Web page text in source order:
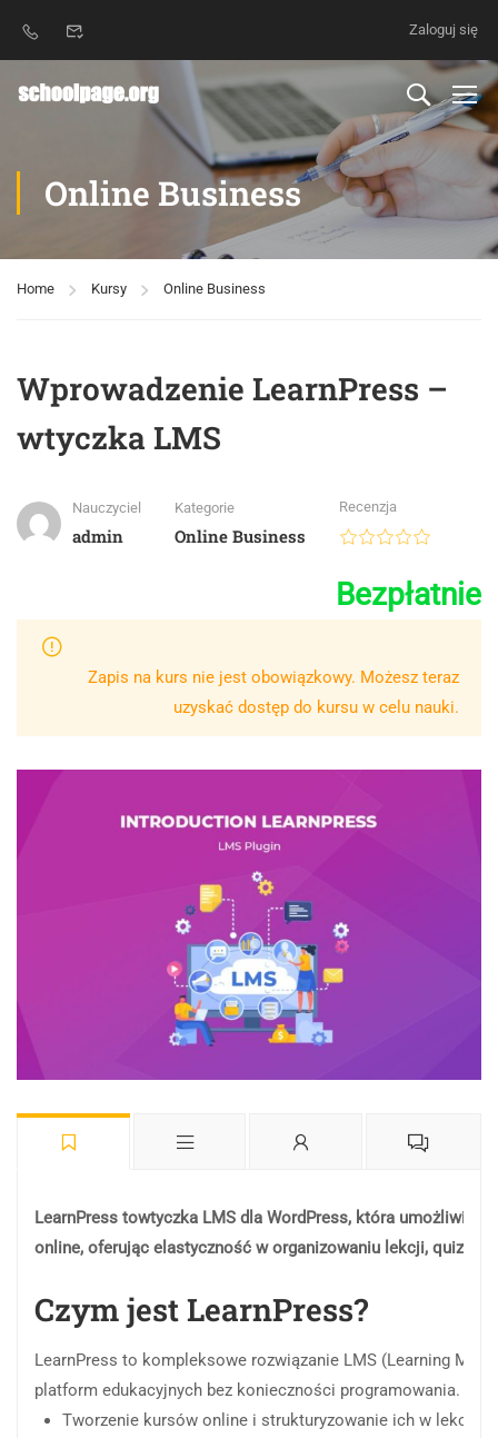
Zaloguj się
Online Business
Home Kursy Online Business
Wprowadzenie LearnPress –
wtyczka LMS
Nauczyciel
admin
Kategorie
Online Business
Recenzja
Bezpłatnie
Zapis na kurs nie jest obowiązkowy. Możesz teraz
uzyskać dostęp do kursu w celu nauki.
LearnPress towtyczka LMS dla WordPress, która umożliwia
online, oferując elastyczność worganizowaniu lekcji, quizów
CzymjestLearnPress?
LearnPress to kompleksowe rozwiązanie LMS (Learning
platform edukacyjnych bez konieczności programowania.
Tworzenie kursów online i strukturyzowanie ich w lekcje